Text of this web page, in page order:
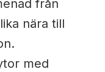
från
nära till
med